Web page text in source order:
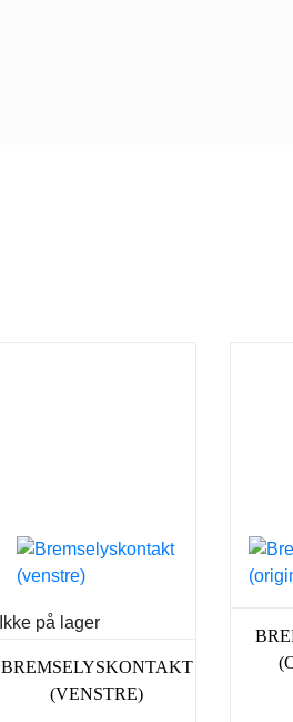
Ikke på lager
BREMSELYSKONTAKT
(VENSTRE)